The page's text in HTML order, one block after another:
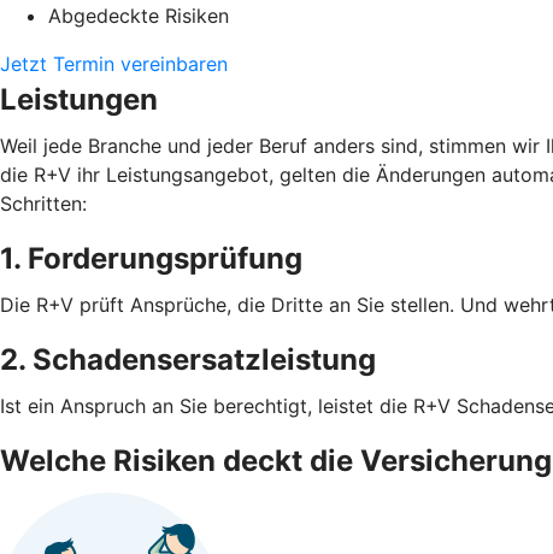
Abgedeckte Risiken
Jetzt Termin vereinbaren
Leistungen
Weil jede Branche und jeder Beruf anders sind, stimmen
die R+V ihr Leistungsangebot, gelten die Änderungen
Schritten:
1. Forderungsprüfung
Die R+V prüft Ansprüche, die Dritte an Sie stellen. Und
2. Schadensersatzleistung
Ist ein Anspruch an Sie berechtigt, leistet die R+V
Welche Risiken deckt die